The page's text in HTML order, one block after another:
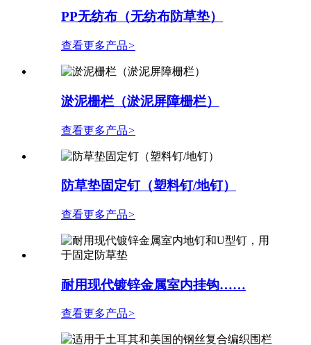
PP无纺布（无纺布防草垫）
查看更多产品>
淤泥栅栏（淤泥屏障栅栏）
查看更多产品>
防草垫固定钉（塑料钉/地钉）
查看更多产品>
耐用现代镀锌金属室内挂钩……
查看更多产品>